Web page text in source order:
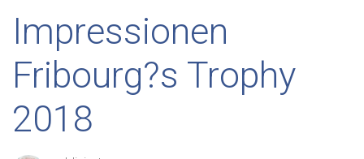
Impressionen
Fribourg?s Trophy
2018